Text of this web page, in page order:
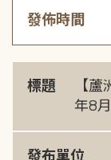
發佈時間
標題
【
年8
發布單位